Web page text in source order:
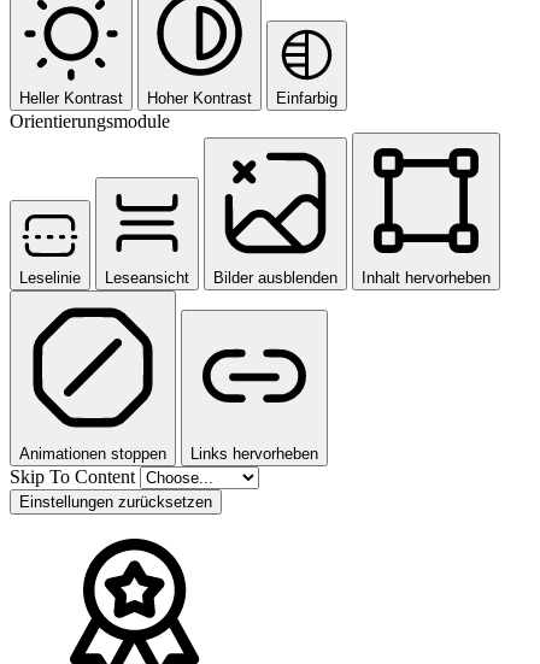
Heller Kontrast Hoher Kontrast Einfarbig
Orientierungsmodule
Leselinie Leseansicht Bilder ausblenden Inhalt hervorheben
Animationen stoppen Links hervorheben
Skip To Content
Einstellungen zurücksetzen